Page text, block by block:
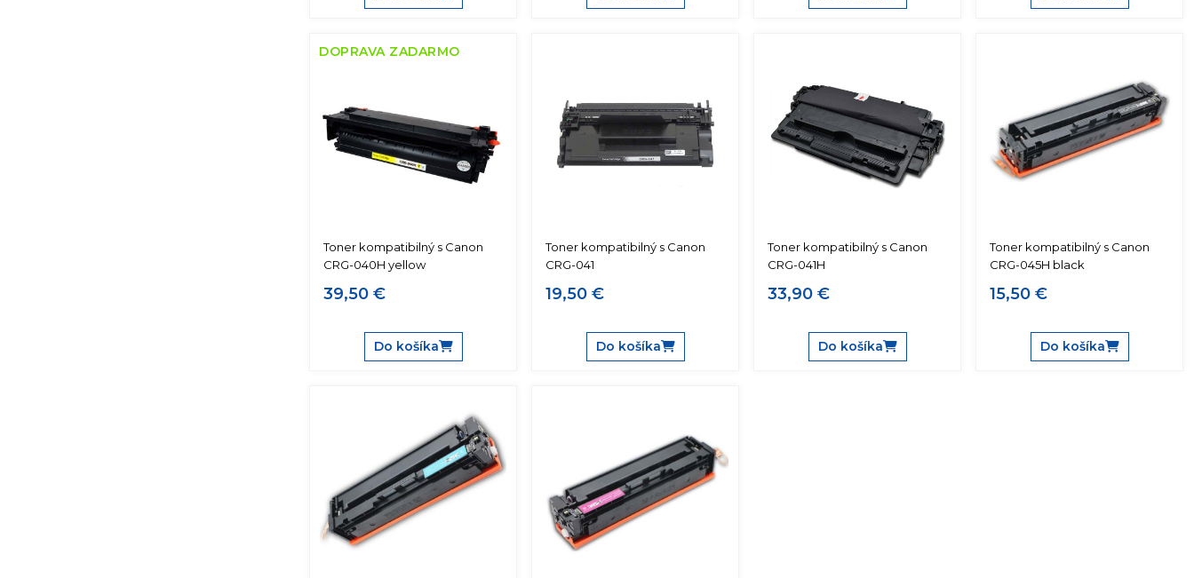
DOPRAVA ZADARMO
Toner kompatibilný s Canon
CRG-040H yellow
39,50 €
Do košíka
Toner kompatibilný s Canon
CRG-041
19,50 €
Do košíka
Toner kompatibilný s Canon
CRG-041H
33,90 €
Do košíka
Toner kompatibilný s Canon
CRG-045H black
15,50 €
Do košíka